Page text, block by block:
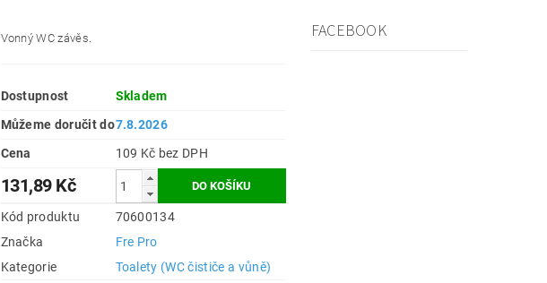
Vonný WC závěs.
Dostupnost
Skladem
Můžeme doručit do7.8.2026
Cena
109 Kč bez DPH
131,89 Kč
Kód produktu
70600134
Značka
Fre Pro
Kategorie
Toalety (WC čističe a vůně)
FACEBOOK